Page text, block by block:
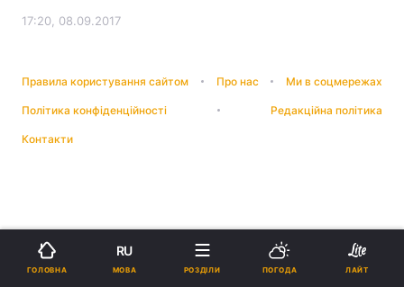
17:20, 08.09.2017
Правила користування сайтом Про нас Ми в соцмережах
Політика конфіденційності Редакційна політика
Контакти
ГОЛОВНА
RU
МОВА РОЗДІЛИ ПОГОДА ЛАЙТ